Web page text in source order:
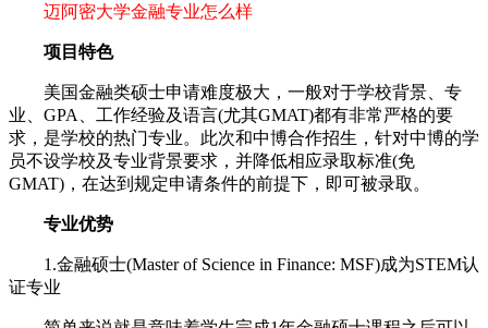
迈阿密大学金融专业怎么样
项目特色
美国金融类硕士申请难度极大，一般对于学校背景、专
业、GPA、工作经验及语言(尤其GMAT)都有非常严格的要
求，是学校的热门专业。此次和中博合作招生，针对中博的学
员不设学校及专业背景要求，并降低相应录取标准(免
GMAT)，在达到规定申请条件的前提下，即可被录取。
专业优势
1.金融硕士(Master of Science in Finance: MSF)成为STEM认
证专业